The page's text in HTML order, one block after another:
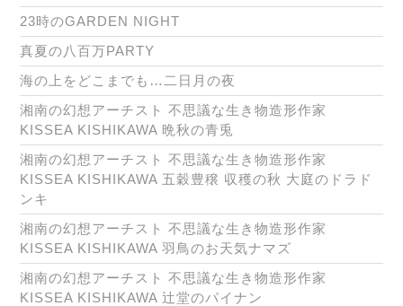
23時のGARDEN NIGHT
真夏の八百万PARTY
海の上をどこまでも…二日月の夜
湘南の幻想アーチスト 不思議な生き物造形作家
KISSEA KISHIKAWA 晩秋の青兎
湘南の幻想アーチスト 不思議な生き物造形作家
KISSEA KISHIKAWA 五穀豊穣 収穫の秋 大庭のドラド
ンキ
湘南の幻想アーチスト 不思議な生き物造形作家
KISSEA KISHIKAWA 羽鳥のお天気ナマズ
湘南の幻想アーチスト 不思議な生き物造形作家
KISSEA KISHIKAWA 辻堂のパイナン